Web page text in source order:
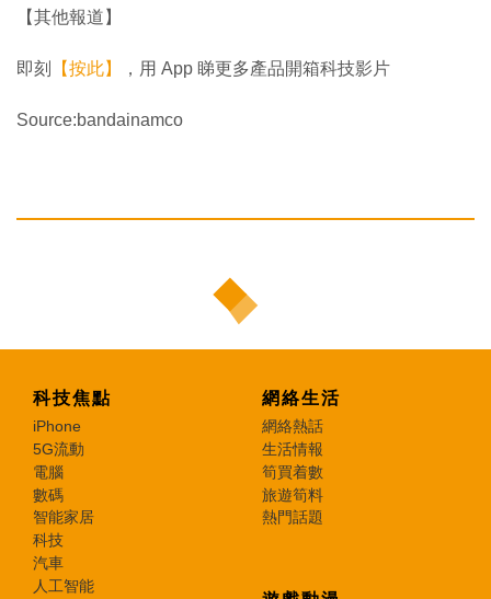
【其他報道】
即刻 【按此】 ，用 App 睇更多產品開箱科技影片
Source:bandainamco
科技焦點
iPhone
5G流動
電腦
數碼
智能家居
科技
汽車
人工智能
網絡生活
網絡熱話
生活情報
筍買着數
旅遊筍料
熱門話題